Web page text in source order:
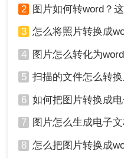
2 图片如何转word？
3 怎么将照片转换成
4 图片怎么转化为
5 扫描的文件怎么转换成
6 如何把图片转换成电子
7 图片怎么生成电子
8 怎么把图片转换成